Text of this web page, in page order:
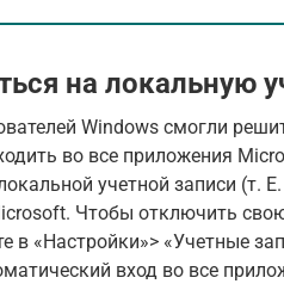
на локальную
Windows смогли
во все приложения
учетной записи (т.
Чтобы отключить
в «Настройки»> «Учетные
вход во все